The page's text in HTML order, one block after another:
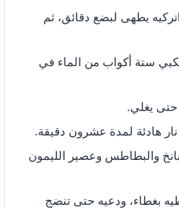
يطهى لبضع دقائق، ثم
ستة أكواب من الماء في
يغلي.
هادئة لمدة عشرون دقيقة.
والبطاطس وعصير الليمون
بغطاء، ودعيه حتى تنضج